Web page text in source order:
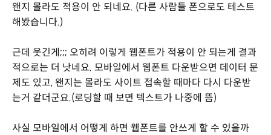
왠지 몰라도 적용이 안 되네요. (다른 사람들 폰으로도 테스트
해봤습니다.)
근데 웃긴게;;; 오히려 이렇게 웹폰트가 적용이 안 되는게 결과
적으로는 더 낫네요. 모바일에서 웹폰트 다운받으면 데이터 문
제도 있고, 왠지는 몰라도 사이트 접속할 때마다 다시 다운받
는거 같더군요.(로딩할 때 보면 텍스트가 나중에 뜸)
사실 모바일에서 어떻게 하면 웹폰트를 안쓰게 할 수 있을까